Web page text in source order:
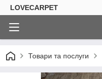
LOVECARPET
Товари та послуги